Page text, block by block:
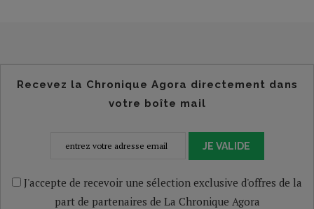
Recevez la Chronique Agora directement dans
votre boîte mail
JE VALIDE
J'accepte de recevoir une sélection exclusive d'offres de la
part de partenaires de La Chronique Agora